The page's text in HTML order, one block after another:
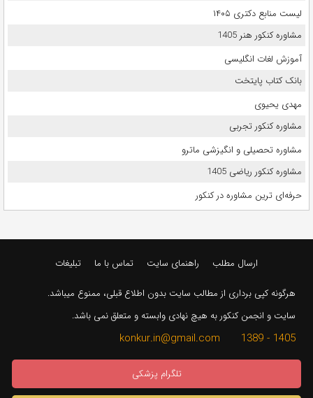
لیست منابع دکتری ۱۴۰۵
مشاوره کنکور هنر 1405
آموزش لغات انگلیسی
بانک کتاب پایتخت
مهدی یحیوی
مشاوره کنکور تجربی
مشاوره تحصیلی و انگیزشی ماترو
مشاوره کنکور ریاضی 1405
حرفه‌ای ترین مشاوره در کنکور
ارسال مطلب راهنمای سایت تماس با ما تبلیغات
هرگونه کپی برداری از مطالب سایت بدون اطلاع قبلی، ممنوع میباشد.
سایت و انجمن کنکور به هیچ نهادی وابسته و متعلق نمی باشد.
1405 - 1389 konkur.in@gmail.com
تلگرام پزشکی